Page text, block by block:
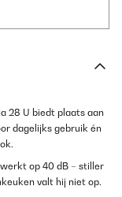
28 U biedt plaats aan
dagelijks gebruik én
op 40 dB – stiller
valt hij niet op.